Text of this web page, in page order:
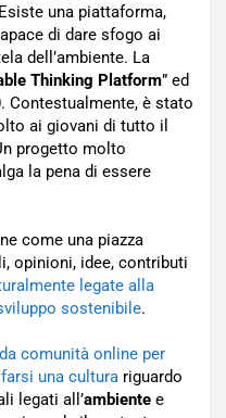
una piattaforma,
di dare sfogo ai
dell’ambiente. La
Thinking Platform” ed
Contestualmente, è stato
ai giovani di tutto il
progetto molto
la pena di essere
come una piazza
opinioni, idee, contributi
legate alla
sostenibile.
comunità online per
una cultura riguardo
legati all’ambiente e